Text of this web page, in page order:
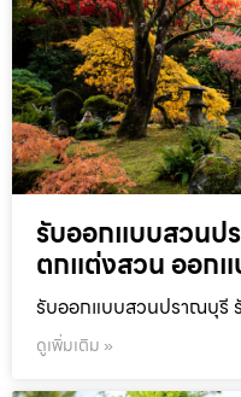
รับออกแบบสวนป
ตกแต่งสวน ออก
รับออกแบบสวนปราณบุรี
ดูเพิ่มเติม »